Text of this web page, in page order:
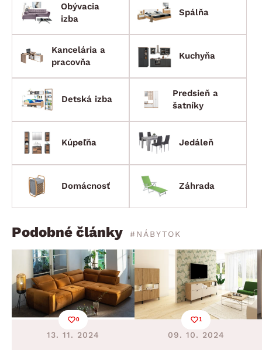
Obývacia
izba
Spálňa
Kancelária a
pracovňa
Kuchyňa
Detská izba
Predsieň a
šatníky
Kúpeľňa Jedáleň
Domácnosť Záhrada
Podobné články #NÁBYTOK
0
13. 11. 2024
1
09. 10. 2024